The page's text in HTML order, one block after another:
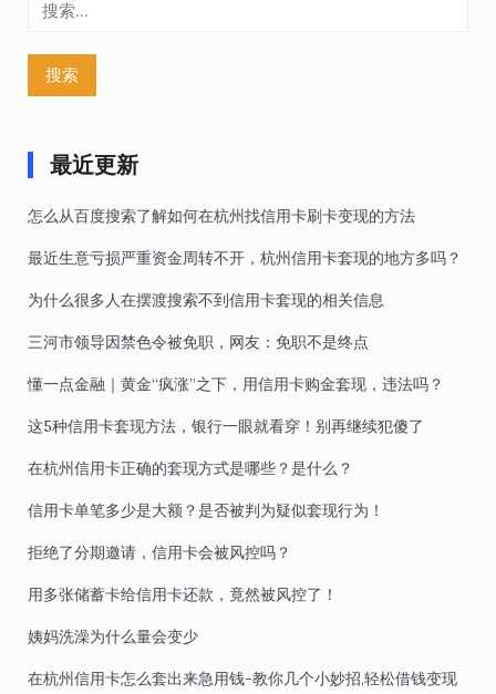
最近更新
怎么从百度搜索了解如何在杭州找信用卡刷卡变现的方法
最近生意亏损严重资金周转不开，杭州信用卡套现的地方多吗？
为什么很多人在摆渡搜索不到信用卡套现的相关信息
三河市领导因禁色令被免职，网友：免职不是终点
懂一点金融｜黄金“疯涨”之下，用信用卡购金套现，违法吗？
这5种信用卡套现方法，银行一眼就看穿！别再继续犯傻了
在杭州信用卡正确的套现方式是哪些？是什么？
信用卡单笔多少是大额？是否被判为疑似套现行为！
拒绝了分期邀请，信用卡会被风控吗？
用多张储蓄卡给信用卡还款，竟然被风控了！
姨妈洗澡为什么量会变少
在杭州信用卡怎么套出来急用钱-教你几个小妙招,轻松借钱变现